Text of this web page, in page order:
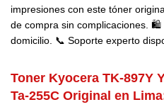
impresiones con este tóner
de compra sin complicaciones. 🛍️
domicilio. 📞 Soporte experto
Toner Kyocera TK-897Y
Ta-255C Original en